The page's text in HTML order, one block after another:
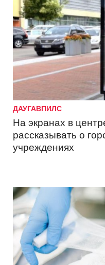
ДАУГАВПИЛС
На экранах в
рассказывать о
учреждениях